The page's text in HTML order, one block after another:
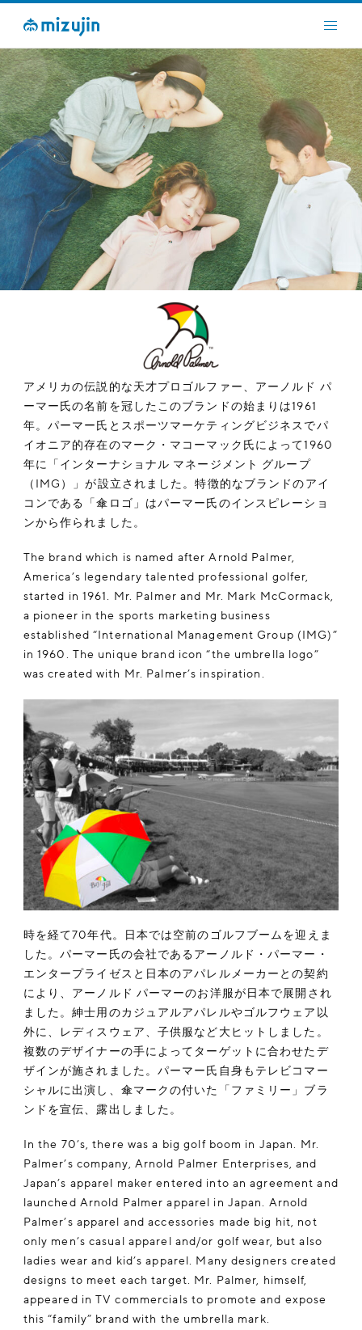
アメリカの伝説的な天才プロゴルファー、アーノルド パ
ーマー氏の名前を冠したこのブランドの始まりは1961
年。パーマー氏とスポーツマーケティングビジネスでパ
イオニア的存在のマーク・マコーマック氏によって1960
年に「インターナショナル マネージメント グループ
（IMG）」が設立されました。特徴的なブランドのアイ
コンである「傘ロゴ」はパーマー氏のインスピレーショ
ンから作られました。
The brand which is named after Arnold Palmer,
America’s legendary talented professional golfer,
started in 1961. Mr. Palmer and Mr. Mark McCormack,
a pioneer in the sports marketing business
established “International Management Group (IMG)”
in 1960. The unique brand icon “the umbrella logo”
was created with Mr. Palmer’s inspiration.
時を経て70年代。日本では空前のゴルフブームを迎えま
した。パーマー氏の会社であるアーノルド・パーマー・
エンタープライゼスと日本のアパレルメーカーとの契約
により、アーノルド パーマーのお洋服が日本で展開され
ました。紳士用のカジュアルアパレルやゴルフウェア以
外に、レディスウェア、子供服など大ヒットしました。
複数のデザイナーの手によってターゲットに合わせたデ
ザインが施されました。パーマー氏自身もテレビコマー
シャルに出演し、傘マークの付いた「ファミリー」ブラ
ンドを宣伝、露出しました。
In the 70’s, there was a big golf boom in Japan. Mr.
Palmer’s company, Arnold Palmer Enterprises, and
Japan’s apparel maker entered into an agreement and
launched Arnold Palmer apparel in Japan. Arnold
Palmer’s apparel and accessories made big hit, not
only men’s casual apparel and/or golf wear, but also
ladies wear and kid’s apparel. Many designers created
designs to meet each target. Mr. Palmer, himself,
appeared in TV commercials to promote and expose
this “family” brand with the umbrella mark.